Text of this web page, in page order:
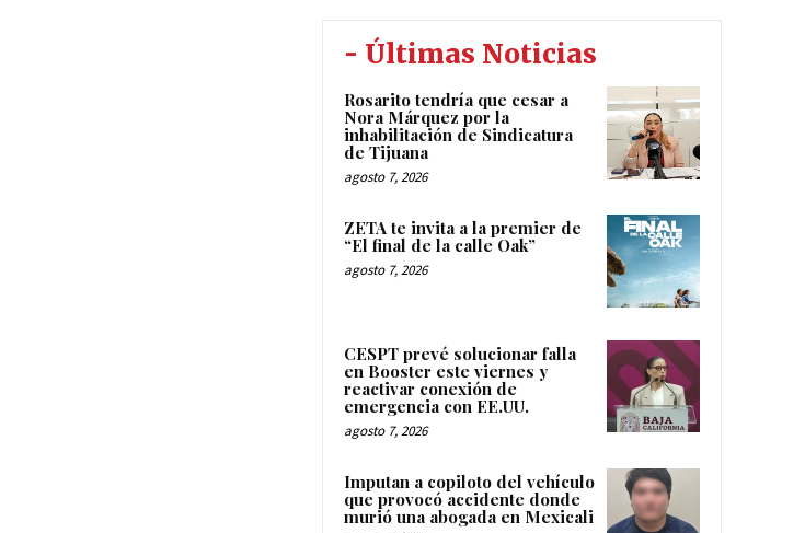
- Últimas Noticias
Rosarito tendría que cesar a
Nora Márquez por la
inhabilitación de Sindicatura
de Tijuana
agosto 7, 2026
ZETA te invita a la premier de
“El final de la calle Oak”
agosto 7, 2026
CESPT prevé solucionar falla
en Booster este viernes y
reactivar conexión de
emergencia con EE.UU.
agosto 7, 2026
Imputan a copiloto del vehículo
que provocó accidente donde
murió una abogada en Mexicali